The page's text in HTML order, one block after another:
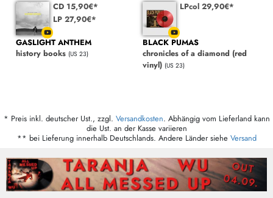
CD 15,90€*
LP 27,90€*
GASLIGHT ANTHEM
history books (US 23)
LPcol 29,90€*
BLACK PUMAS
chronicles of a diamond (red
vinyl) (US 23)
* Preis inkl. deutscher Ust., zzgl. Versandkosten. Abhängig vom Lieferland kann
die Ust. an der Kasse variieren
** bei Lieferung innerhalb Deutschlands. Andere Länder siehe Versand